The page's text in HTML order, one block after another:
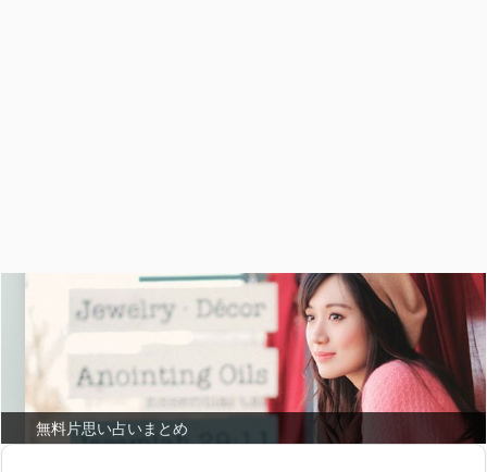
無料片思い占いまとめ